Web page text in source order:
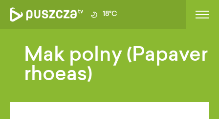
18°C
Mak polny (Papaver
rhoeas)